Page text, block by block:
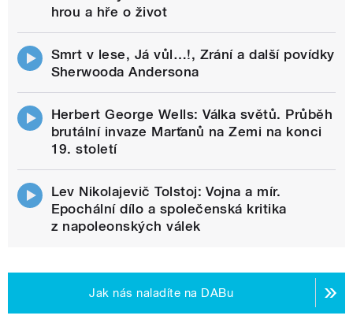
hrou a hře o život
Smrt v lese, Já vůl…!, Zrání a další povídky
Sherwooda Andersona
Herbert George Wells: Válka světů. Průběh
brutální invaze Marťanů na Zemi na konci
19. století
Lev Nikolajevič Tolstoj: Vojna a mír.
Epochální dílo a společenská kritika
z napoleonských válek
Jak nás naladíte na DABu